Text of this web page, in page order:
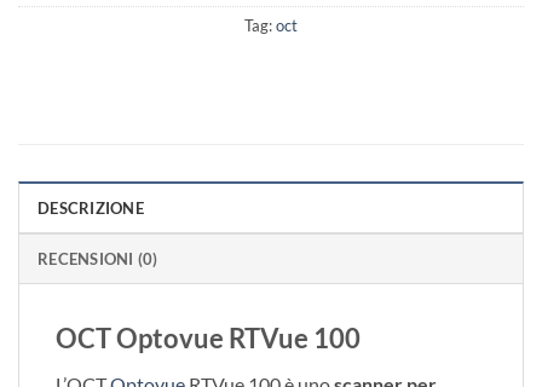
Tag:oct
DESCRIZIONE
RECENSIONI (0)
OCT Optovue RTVue 100